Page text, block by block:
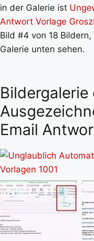
in der Galerie ist
Antwort Vorlage
Bild #4 von 18
Galerie unten sehen.
Bildergalerie
Email